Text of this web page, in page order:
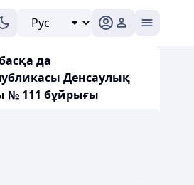
да
Денсаулық
№ 111 бұйрығы